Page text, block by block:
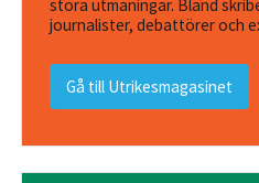
stora utmaningar. Bland
journalister, debattörer och
Gå till Utrikesmagasinet